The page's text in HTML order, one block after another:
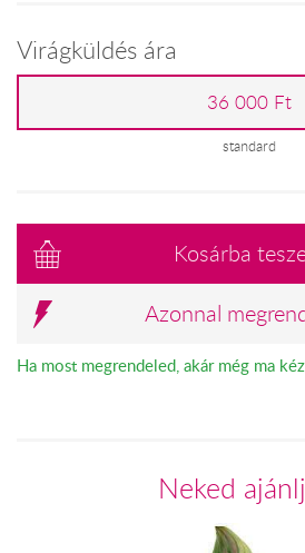
Virágküldés ára
36 000 Ft
standard
Kosárba
Azonnal
Ha most megrendeled, akár még ma
Neked